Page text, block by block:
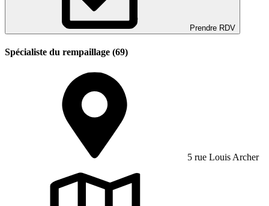
Prendre RDV
Spécialiste du rempaillage (69)
5 rue Louis Archer